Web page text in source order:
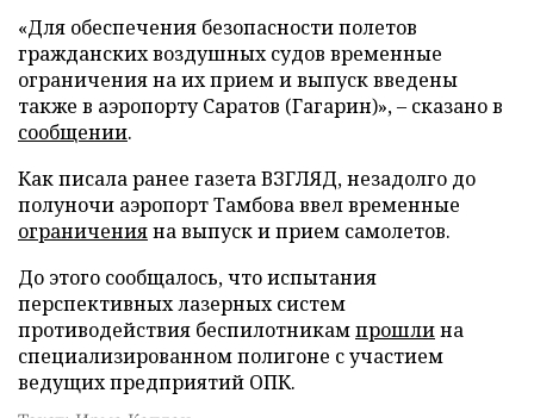
«Для обеспечения безопасности полетов
гражданских воздушных судов временные
ограничения на их прием и выпуск введены
также в аэропорту Саратов (Гагарин)», – сказано в
сообщении.
Как писала ранее газета ВЗГЛЯД, незадолго до
полуночи аэропорт Тамбова ввел временные
ограниченияна выпуск и прием самолетов.
До этого сообщалось, что испытания
перспективных лазерных систем
противодействия беспилотникампрошлина
специализированном полигоне с участием
ведущих предприятий ОПК.